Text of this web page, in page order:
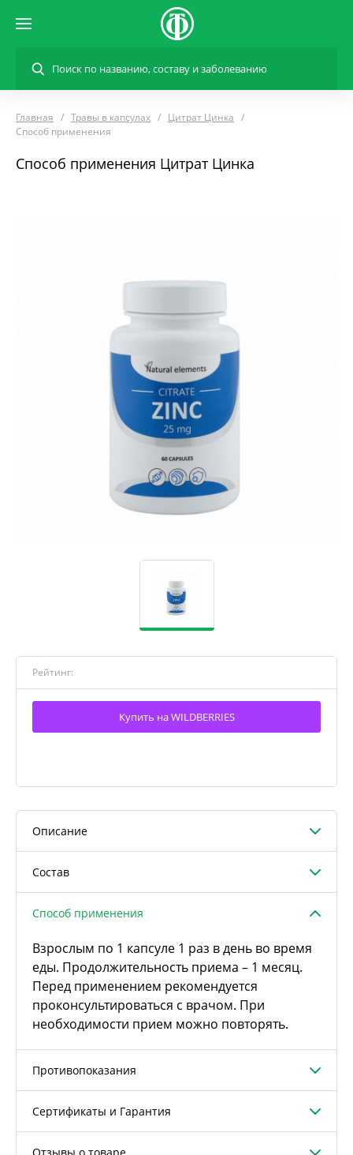
Главная Травы в капсулах
Цитрат Цинка
Способ применения
Способ применения Цитрат Цинка
Рейтинг:
Купить на WILDBERRIES
Описание
Состав
Способ применения
Взрослым по 1 капсуле 1 раз в день во время
еды. Продолжительность приема – 1 месяц.
Перед применением рекомендуется
проконсультироваться с врачом. При
необходимости прием можно повторять.
Противопоказания
Сертификаты и Гарантия